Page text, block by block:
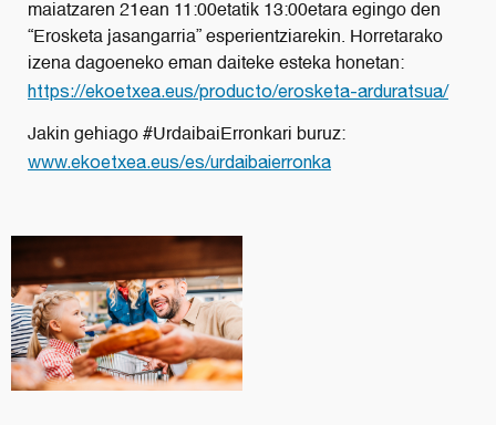
maiatzaren 21ean 11:00etatik 13:00etara egingo den
“Erosketa jasangarria” esperientziarekin. Horretarako
izena dagoeneko eman daiteke esteka honetan:
https://ekoetxea.eus/producto/erosketa-arduratsua/
Jakin gehiago #UrdaibaiErronkari buruz:
www.ekoetxea.eus/es/urdaibaierronka